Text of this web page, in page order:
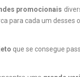
promocionais
para cada um desses
que se consegue